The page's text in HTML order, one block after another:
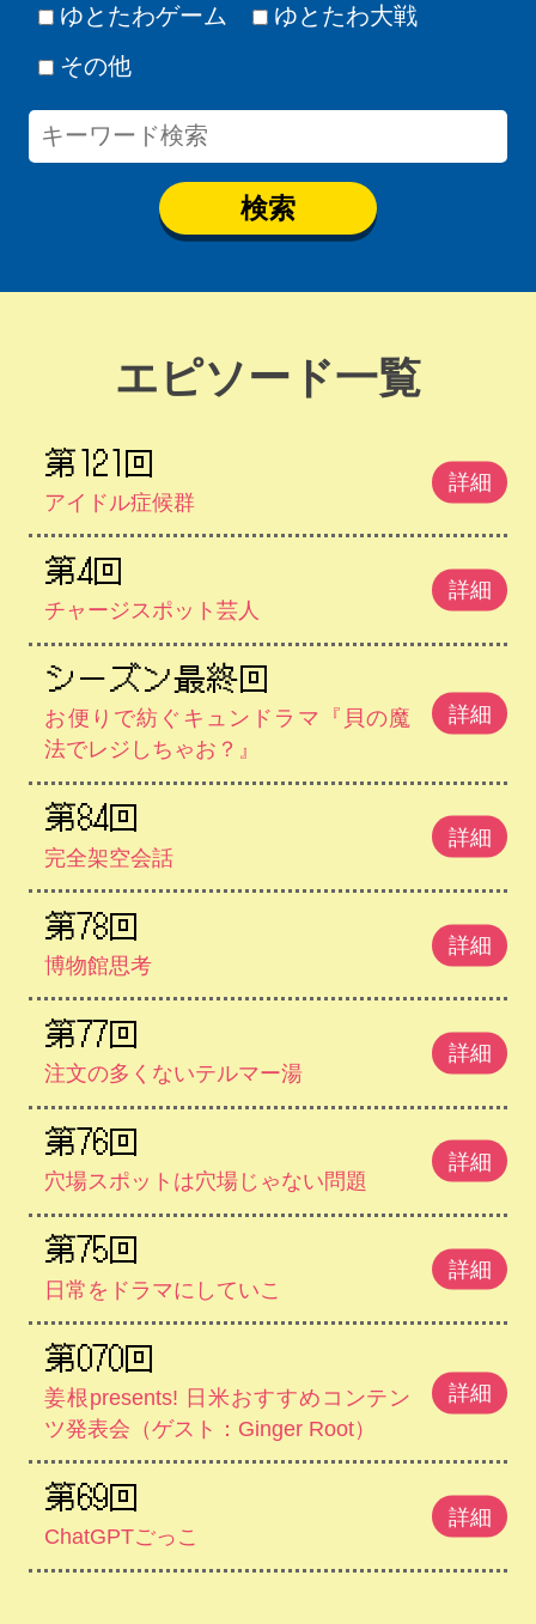
ゆとたわゲーム
ゆとたわ大戦
その他
検索
エピソード一覧
第121回
アイドル症候群
詳細
第4回
チャージスポット芸人
詳細
シーズン最終回
お便りで紡ぐキュンドラマ『貝の魔
法でレジしちゃお？』
詳細
第84回
完全架空会話
詳細
第78回
博物館思考
詳細
第77回
注文の多くないテルマー湯
詳細
第76回
穴場スポットは穴場じゃない問題
詳細
第75回
日常をドラマにしていこ
詳細
第070回
姜根presents! 日米おすすめコンテン
ツ発表会（ゲスト：Ginger Root）
詳細
第69回
ChatGPTごっこ
詳細